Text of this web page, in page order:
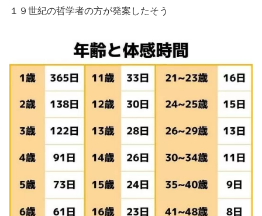
１９世紀の哲学者の方が発案したそう